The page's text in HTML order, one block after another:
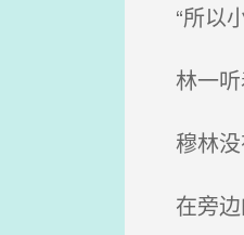
“所以
林一听
穆林没
在旁边